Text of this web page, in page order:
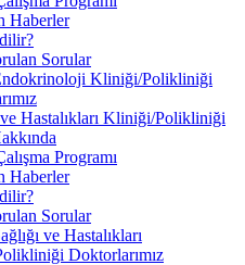
Haberler
Sorular
Kliniği/Polikliniği
ve Hastalıkları Kliniği/Polikliniği
Programı
Haberler
Sorular
ve Hastalıkları
Doktorlarımız